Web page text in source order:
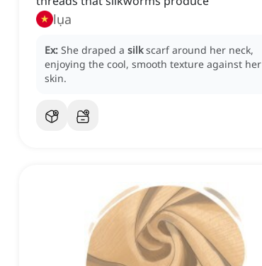
lụa
Ex: She draped a silk scarf around her neck,
enjoying the cool, smooth texture against her
skin.